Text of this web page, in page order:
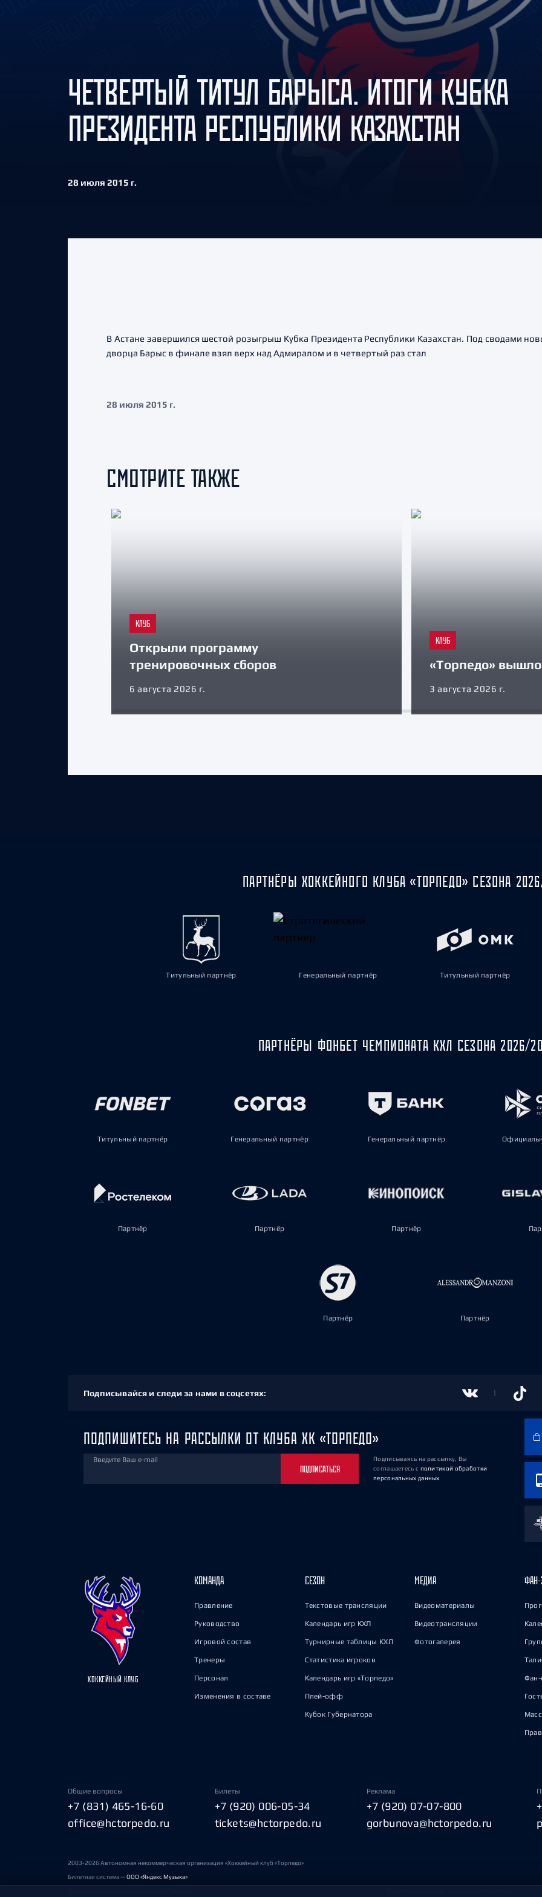
Амур
Барыс
Салават Юлаев
Сибирь
ЧЕТВЕРТЫЙ ТИТУЛ БАРЫСА. ИТОГИ КУБКА
ПРЕЗИДЕНТА РЕСПУБЛИКИ КАЗАХСТАН
28 июля 2015 г.
В Астане завершился шестой розыгрыш Кубка Президента Республики Казахстан. Под сводами
дворца Барыс в финале взял верх над Адмиралом и в четвертый раз стал
28 июля 2015 г.
СМОТРИТЕ ТАКЖЕ
КЛУБ
Открыли программу
тренировочных сборов
6 августа 2026 г.
КЛУБ
«Торпедо» вышло
3 августа 2026 г.
ПАРТНЁРЫ ХОККЕЙНОГО КЛУБА «ТОРПЕДО» СЕЗОНА
Титульный партнёр Генеральный партнёр Титульный партнёр
ПАРТНЁРЫ ФОНБЕТ ЧЕМПИОНАТА КХЛ СЕЗОНА 2026/
Титульный партнёр Генеральный партнёр Генеральный партнёр
Партнёр Партнёр Партнёр
Партнёр Партнёр
Подписывайся и следи за нами в соцсетях:
ПОДПИШИТЕСЬ НА РАССЫЛКИ ОТ КЛУБА ХК «ТОРПЕДО»
Введите Ваш e-mail
ПОДПИСАТЬСЯ
Подписываясь на рассылку, Вы
соглашаетесь с политикой обработки
персональных данных
ХОККЕЙНЫЙ КЛУБ
КОМАНДА
Правление
Руководство
Игровой состав
Тренеры
Персонал
Изменения в составе
СЕЗОН
Текстовые трансляции
Календарь игр КХЛ
Турнирные таблицы КХЛ
Статистика игроков
Календарь игр «Торпедо»
Плей-офф
Кубок Губернатора
МЕДИА
Видеоматериалы
Видеотрансляции
Фотогалерея
ФАН-
Фан-
Общие вопросы
+7 (831) 465-16-60
office@hctorpedo.ru
Билеты
+7 (920) 006-05-34
tickets@hctorpedo.ru
Реклама
+7 (920) 07-07-800
gorbunova@hctorpedo.ru
2003-2026 Автономная некоммерческая организация «Хоккейный клуб «Торпедо»
Билетная система —ООО «Яндекс Музыка»